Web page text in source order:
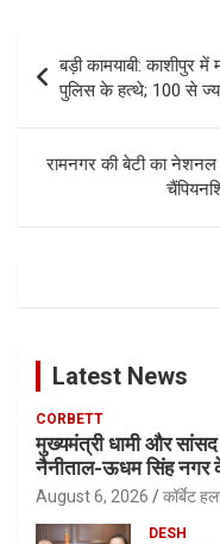
navigation
​बड़ी कामयाबी: काशीपुर में
पुलिस के हत्थे; 100 से
रामनगर की बेटी का
Latest News
CORBETT
मुख्यमंत्री धामी और
नैनीताल-ऊधम सिंह नगर के
August 6, 2026 कॉर्बेट
DESH